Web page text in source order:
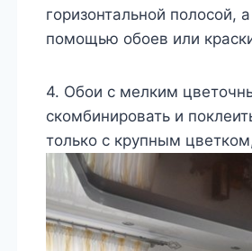
горизонтальной полосой,
помощью обоев или
4. Обои с мелким
скомбинировать и
только с крупным